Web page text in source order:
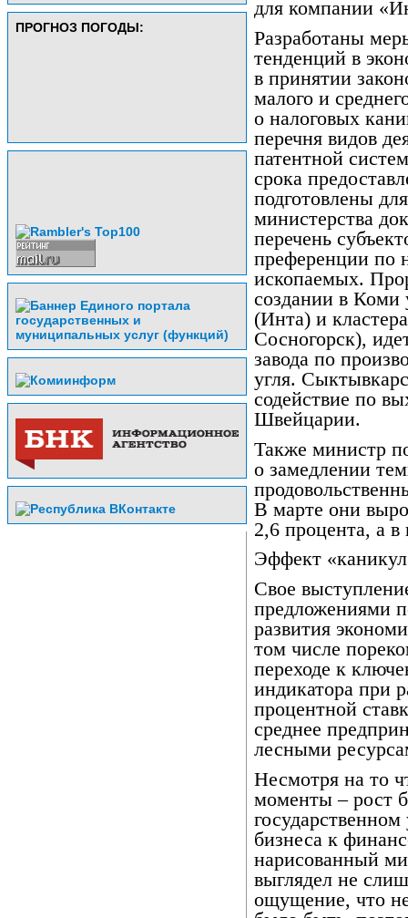
ПРОГНОЗ ПОГОДЫ:
для компании
Разработаны
тенденций в
в принятии
малого и
о налоговых
перечня видов
патентной
срока
подготовлены
министерства
перечень
преференции по
ископаемых.
создании в Коми
(Инта) и
Сосногорск),
завода по
угля.
содействие по
Швейцарии.
Также министр
о замедлении
В марте они
2,6 процента, а в
Эффект
Свое
предложениями
развития
том числе
переходе к
индикатора при
процентной
среднее
лесными
Несмотря на то
моменты – рост
бизнеса к
нарисованный
выглядел не
ощущение, что